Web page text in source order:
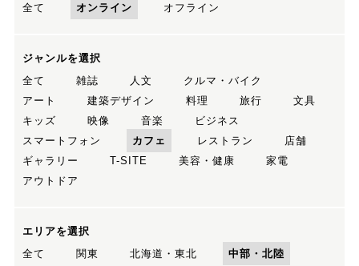
全て
オンライン オフライン
ジャンルを選択
全て
雑誌 人文
クルマ・バイク
アート
建築デザイン 料理 旅行
文具
キッズ
映像 音楽
ビジネス
スマートフォン
カフェ レストラン
店舗
ギャラリー
T-SITE 美容・健康
家電
アウトドア
エリアを選択
全て
関東 北海道・東北
中部・北陸